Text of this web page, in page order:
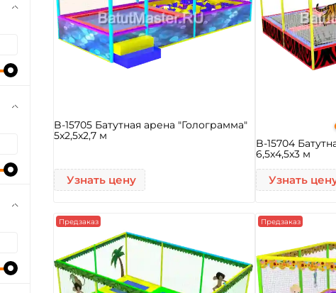
B-15705 Батутная арена "Голограмма"
5x2,5x2,7 м
Узнать цену
B-15704
6,5x4,5x3 м
Узнать
Предзаказ Предзаказ